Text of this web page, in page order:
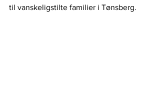
til vanskeligstilte familier i Tønsberg.